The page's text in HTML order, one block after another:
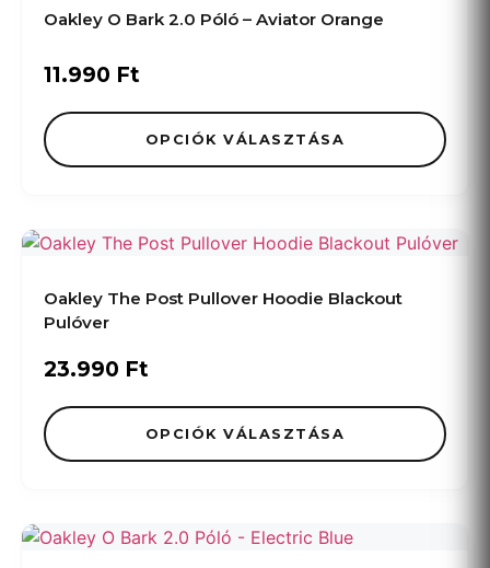
Oakley O Bark 2.0 Póló – Aviator Orange
11.990 Ft
OPCIÓK VÁLASZTÁSA
Oakley The Post Pullover Hoodie Blackout
Pulóver
23.990 Ft
OPCIÓK VÁLASZTÁSA